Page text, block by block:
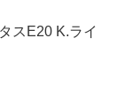
スE20 K.ライ